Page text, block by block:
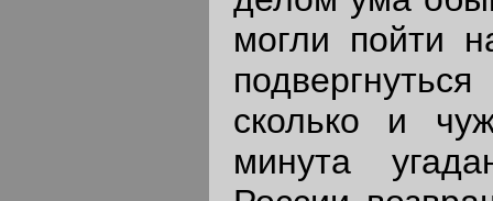
могли пойти
сколько и
минута